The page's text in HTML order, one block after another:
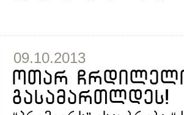
09.10.2013
ოთარ
გასამართლდეს!